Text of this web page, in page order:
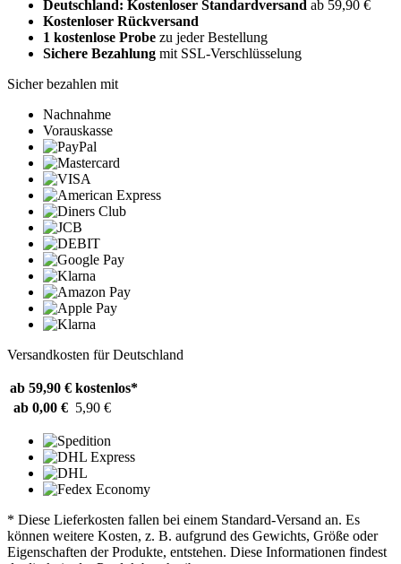
Deutschland: Kostenloser Standardversand ab 59,90 €
Kostenloser Rückversand
1 kostenlose Probe zu jeder Bestellung
Sichere Bezahlung mit SSL-Verschlüsselung
Sicher bezahlen mit
Nachnahme
Vorauskasse
Versandkosten für Deutschland
ab 59,90 € kostenlos*
ab 0,00 € 5,90 €
* Diese Lieferkosten fallen bei einem Standard-Versand an. Es
können weitere Kosten, z. B. aufgrund des Gewichts, Größe oder
Eigenschaften der Produkte, entstehen. Diese Informationen findest